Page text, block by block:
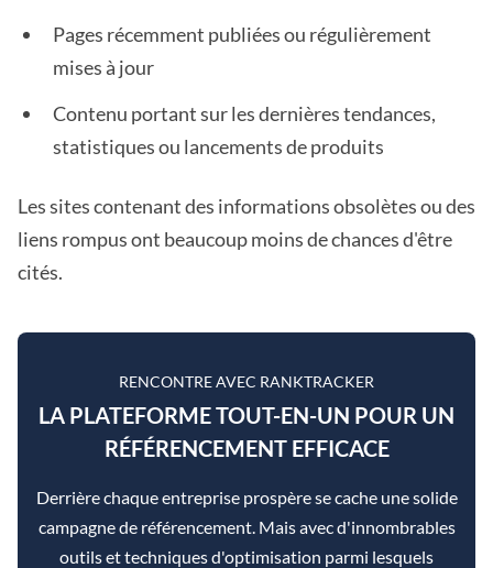
Pages récemment publiées ou régulièrement
mises à jour
Contenu portant sur les dernières tendances,
statistiques ou lancements de produits
Les sites contenant des informations obsolètes ou des
liens rompus ont beaucoup moins de chances d'être
cités.
RENCONTRE AVEC RANKTRACKER
LA PLATEFORME TOUT-EN-UN POUR UN
RÉFÉRENCEMENT EFFICACE
Derrière chaque entreprise prospère se cache une solide
campagne de référencement. Mais avec d'innombrables
outils et techniques d'optimisation parmi lesquels